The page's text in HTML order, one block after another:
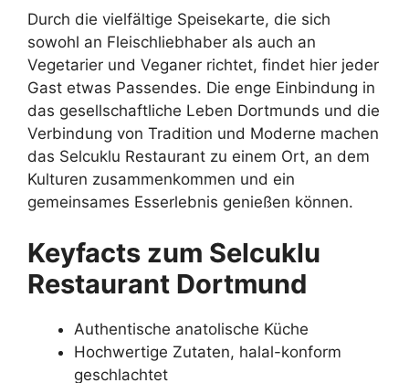
Durch die vielfältige Speisekarte, die sich
sowohl an Fleischliebhaber als auch an
Vegetarier und Veganer richtet, findet hier jeder
Gast etwas Passendes. Die enge Einbindung in
das gesellschaftliche Leben Dortmunds und die
Verbindung von Tradition und Moderne machen
das Selcuklu Restaurant zu einem Ort, an dem
Kulturen zusammenkommen und ein
gemeinsames Esserlebnis genießen können.
Keyfacts zum Selcuklu
Restaurant Dortmund
Authentische anatolische Küche
Hochwertige Zutaten, halal-konform
geschlachtet